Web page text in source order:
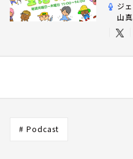
ジ
山
# Podcast